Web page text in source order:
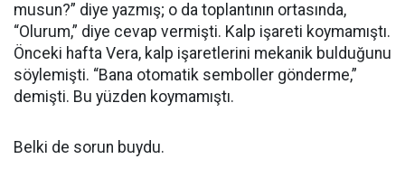
musun?” diye yazmış; o da toplantının ortasında,
“Olurum,” diye cevap vermişti. Kalp işareti koymamıştı.
Önceki hafta Vera, kalp işaretlerini mekanik bulduğunu
söylemişti. “Bana otomatik semboller gönderme,”
demişti. Bu yüzden koymamıştı.
Belki de sorun buydu.